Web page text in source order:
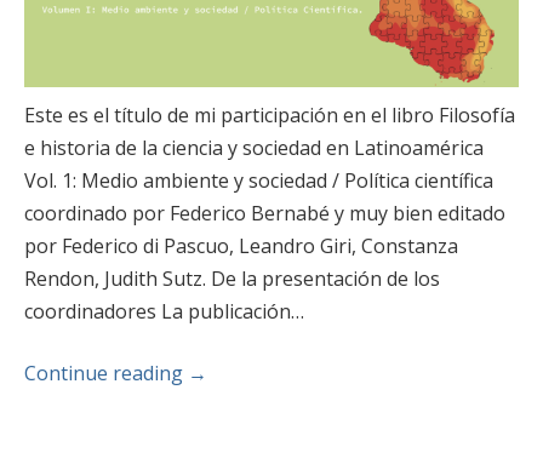
Este es el título de mi participación en el libro Filosofía
e historia de la ciencia y sociedad en Latinoamérica
Vol. 1: Medio ambiente y sociedad / Política científica
coordinado por Federico Bernabé y muy bien editado
por Federico di Pascuo, Leandro Giri, Constanza
Rendon, Judith Sutz. De la presentación de los
coordinadores La publicación…
Continue reading →